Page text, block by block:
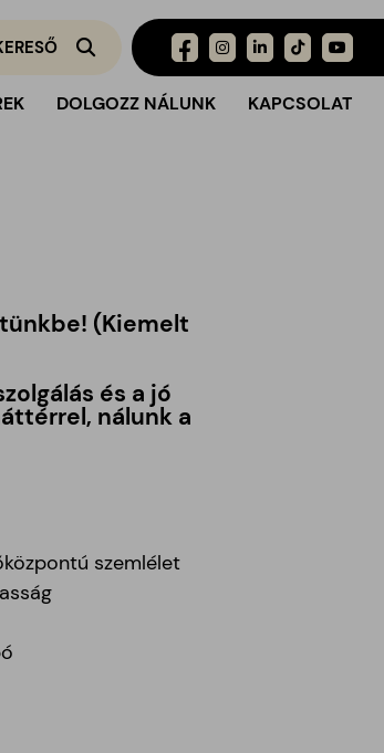
DOLGOZZ NÁLUNK KAPCSOLAT
(Kiemelt
és a jó
nálunk a
szemlélet